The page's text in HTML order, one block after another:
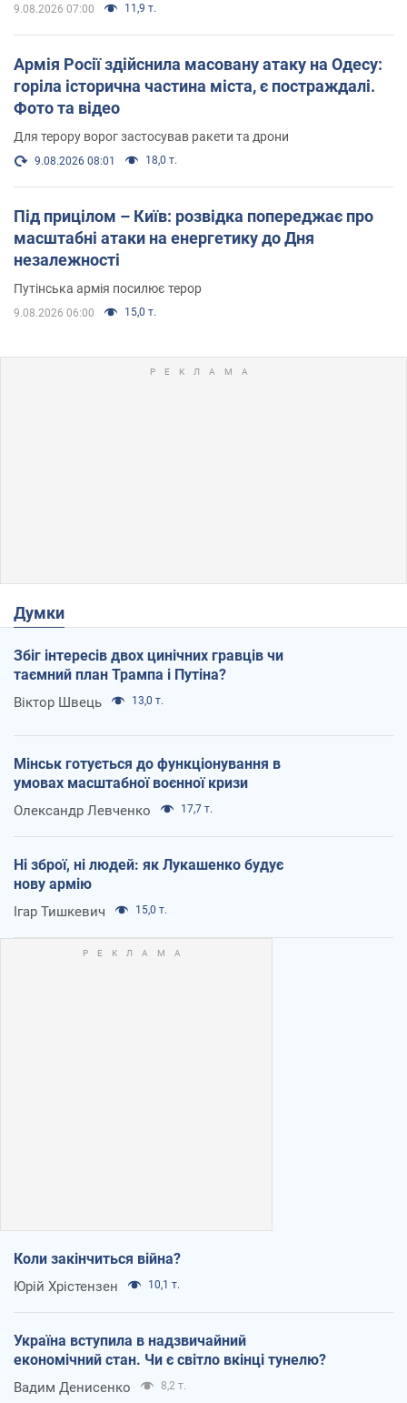
9.08.2026 07:00 11,9 т.
Армія Росії здійснила масовану атаку на Одесу:
горіла історична частина міста, є постраждалі.
Фото та відео
Для терору ворог застосував ракети та дрони
9.08.2026 08:01 18,0 т.
Під прицілом – Київ: розвідка попереджає про
масштабні атаки на енергетику до Дня
незалежності
Путінська армія посилює терор
9.08.2026 06:00 15,0 т.
Думки
Збіг інтересів двох цинічних гравців чи
таємний план Трампа і Путіна?
Віктор Швець 13,0 т.
Мінськ готується до функціонування в
умовах масштабної воєнної кризи
Олександр Левченко 17,7 т.
Ні зброї, ні людей: як Лукашенко будує
нову армію
Ігар Тишкевич 15,0 т.
Коли закінчиться війна?
Юрій Хрістензен 10,1 т.
Україна вступила в надзвичайний
економічний стан. Чи є світло вкінці тунелю?
Вадим Денисенко 8,2 т.